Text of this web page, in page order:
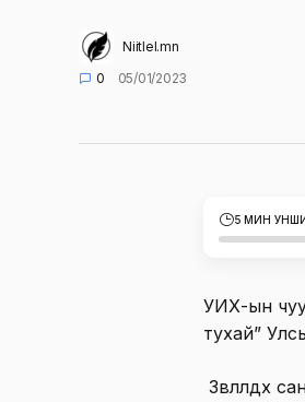
Niitlel.mn
0
05/01/2023
5 МИН
УИХ-ын
тухай”
Зөвлөлдөх